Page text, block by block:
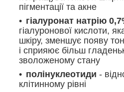
пігментації та акне
гіалуронат натрію
гіалуронової кислоти,
шкіру, зменшує появу
і сприяює більш
зволоженому стану
полінуклеотиди -
клітинному рівні